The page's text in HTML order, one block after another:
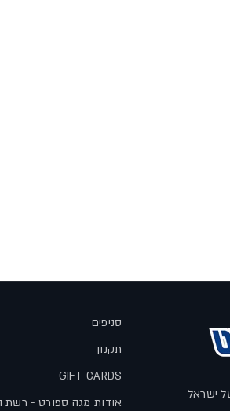
ישראל
סניפים
תקנון
GIFT CARDS
אודות מגה ספורט - רשת